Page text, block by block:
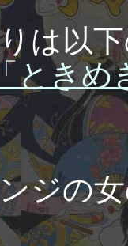
は以
ときめ
ジの